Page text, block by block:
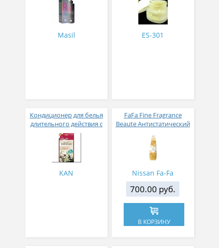
Masil ES-301
Кондиционер для белья
длительного действия с
аромакапсулами с
экзотическим ароматом
500 мл
KAN
FaFa Fine Fragrance
Beaute Антистатический
с ароматом цветов,
мускуса и сандалового
дерева 600 мл
Nissan Fa-Fa
700.00 руб.
В КОРЗИНУ